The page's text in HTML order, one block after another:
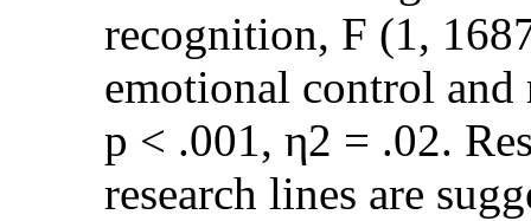
recognition, F (1,
emotional control
p < .001, η2 = .02.
research lines are